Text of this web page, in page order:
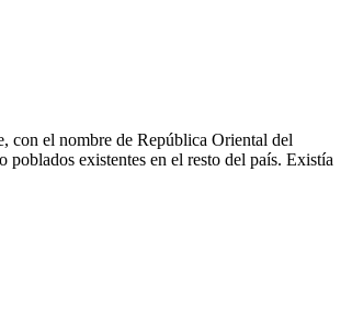
con el nombre de República Oriental del
existentes en el resto del país. Existía